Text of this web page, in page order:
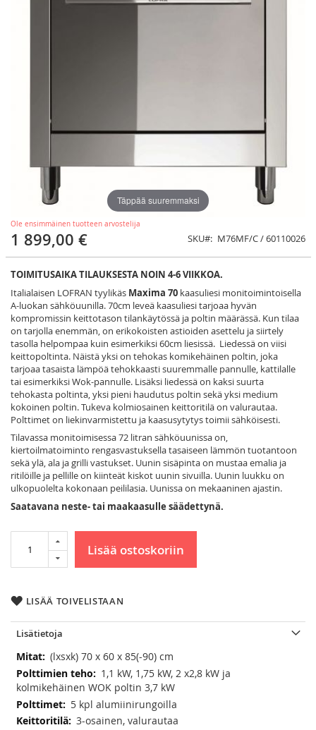
Ole ensimmäinen tuotteen arvostelija
1 899,00 € SKU M76MF/C / 60110026
TOIMITUSAIKA TILAUKSESTA NOIN 4-6 VIIKKOA.
Italialaisen LOFRAN tyylikäs Maxima 70 kaasuliesi monitoimintoisella
A-luokan sähköuunilla. 70cm leveä kaasuliesi tarjoaa hyvän
kompromissin keittotason tilankäytössä ja poltin määrässä. Kun tilaa
on tarjolla enemmän, on erikokoisten astioiden asettelu ja siirtely
tasolla helpompaa kuin esimerkiksi 60cm liesissä. Liedessä on viisi
keittopoltinta. Näistä yksi on tehokas komikehäinen poltin, joka
tarjoaa tasaista lämpöä tehokkaasti suuremmalle pannulle, kattilalle
tai esimerkiksi Wok-pannulle. Lisäksi liedessä on kaksi suurta
tehokasta poltinta, yksi pieni haudutus poltin sekä yksi medium
kokoinen poltin. Tukeva kolmiosainen keittoritilä on valurautaa.
Polttimet on liekinvarmistettu ja kaasusytytys toimii sähköisesti.
Tilavassa monitoimisessa 72 litran sähköuunissa on,
kiertoilmatoiminto rengasvastuksella tasaiseen lämmön tuotantoon
sekä ylä, ala ja grilli vastukset. Uunin sisäpinta on mustaa emalia ja
ritilöille ja pellille on kiinteät kiskot uunin sivuilla. Uunin luukku on
ulkopuolelta kokonaan peililasia. Uunissa on mekaaninen ajastin.
Saatavana neste- tai maakaasulle säädettynä.
Lisää ostoskoriin
LISÄÄ TOIVELISTAAN
Täppää suuremmaksi
Lisätietoja
Lisätietoja(lxsxk) 70 x 60 x 85(-90) cm
1,1 kW, 1,75 kW, 2 x2,8 kW ja
kolmikehäinen WOK poltin 3,7 kW
5 kpl alumiinirungoilla
3-osainen, valurautaa